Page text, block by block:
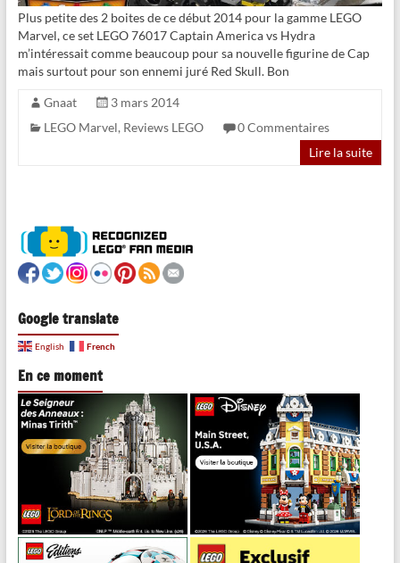
Plus petite des 2 boites de ce début 2014 pour la gamme LEGO
Marvel, ce set LEGO 76017 Captain America vs Hydra
m’intéressait comme beaucoup pour sa nouvelle figurine de Cap
mais surtout pour son ennemi juré Red Skull. Bon
Gnaat
3 mars 2014
LEGO Marvel, Reviews LEGO
0 Commentaires
Lire la suite
Google translate
English French
En ce moment